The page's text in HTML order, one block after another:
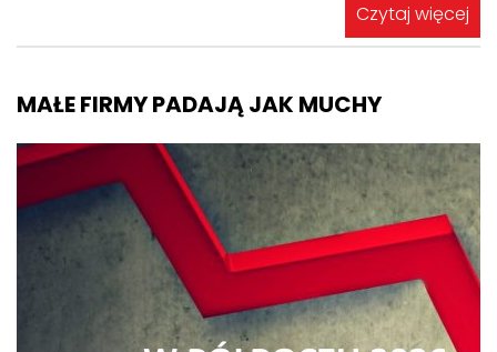
Czytaj więcej
MAŁE FIRMY PADAJĄ JAK MUCHY